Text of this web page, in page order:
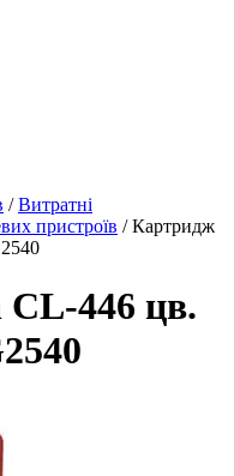
/Витратні
пристроїв / Картридж
446 цв.